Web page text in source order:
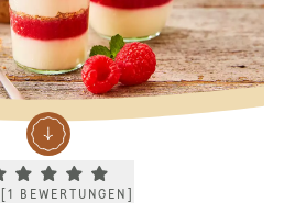
Current rating 5.0. Click to rate.
1 BEWERTUNGEN